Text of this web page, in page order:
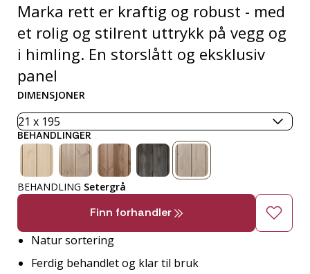
Marka rett er kraftig og robust - med
et rolig og stilrent uttrykk på vegg og
i himling. En storslått og eksklusiv
panel
DIMENSJONER
BEHANDLINGER
BEHANDLING Setergrå
Finn forhandler
Natur sortering
Ferdig behandlet og klar til bruk